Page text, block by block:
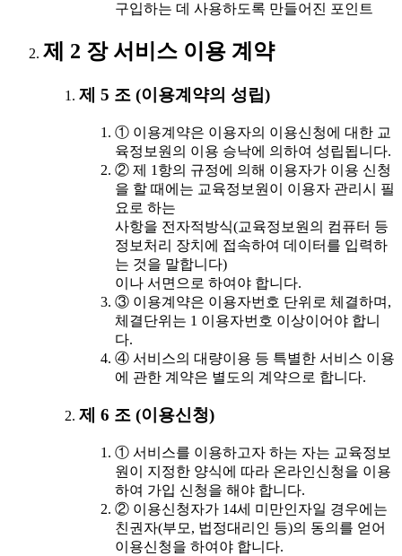
구입하는 데 사용하도록 만들어진 포인트
제 2 장 서비스 이용 계약
제 5 조 (이용계약의 성립)
① 이용계약은 이용자의 이용신청에 대한 교
육정보원의 이용 승낙에 의하여 성립됩니다.
② 제 1항의 규정에 의해 이용자가 이용 신청
을 할 때에는 교육정보원이 이용자 관리시 필
요로 하는
사항을 전자적방식(교육정보원의 컴퓨터 등
정보처리 장치에 접속하여 데이터를 입력하
는 것을 말합니다)
이나 서면으로 하여야 합니다.
③ 이용계약은 이용자번호 단위로 체결하며,
체결단위는 1 이용자번호 이상이어야 합니
다.
④ 서비스의 대량이용 등 특별한 서비스 이용
에 관한 계약은 별도의 계약으로 합니다.
제 6 조 (이용신청)
① 서비스를 이용하고자 하는 자는 교육정보
원이 지정한 양식에 따라 온라인신청을 이용
하여 가입 신청을 해야 합니다.
② 이용신청자가 14세 미만인자일 경우에는
친권자(부모, 법정대리인 등)의 동의를 얻어
이용신청을 하여야 합니다.